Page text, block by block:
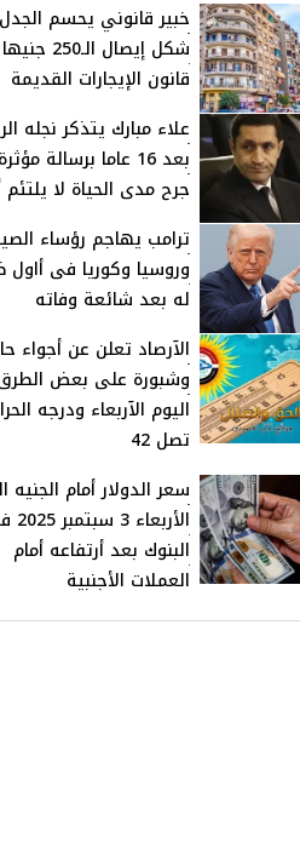
خبير قانوني يحسم
شكل إيصال
قانون الإيجارات القديمة
علاء مبارك يتذكر نجله
بعد 16 عاما برسالة
جرح مدى الحياة لا يلتئم
ترامب يهاجم رؤساء
وروسيا وكوريا فى
له بعد شائعة وفاته
الآرصاد تعلن عن أجواء
وشبورة على بعض
اليوم الآربعاء ودرجه
تصل 42
سعر الدولار أمام الجنيه
البنوك بعد أرتفاعه أمام
العملات الأجنبية